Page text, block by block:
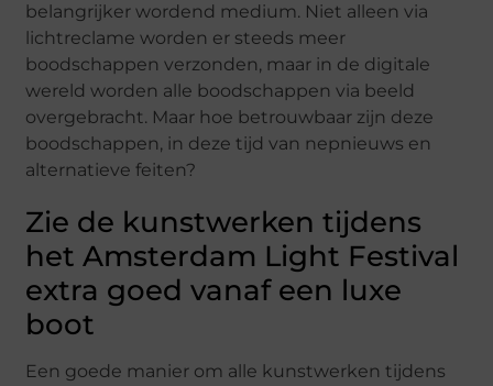
belangrijker wordend medium. Niet alleen via
lichtreclame worden er steeds meer
boodschappen verzonden, maar in de digitale
wereld worden alle boodschappen via beeld
overgebracht. Maar hoe betrouwbaar zijn deze
boodschappen, in deze tijd van nepnieuws en
alternatieve feiten?
Zie de kunstwerken tijdens
het Amsterdam Light Festival
extra goed vanaf een luxe
boot
Een goede manier om alle kunstwerken tijdens